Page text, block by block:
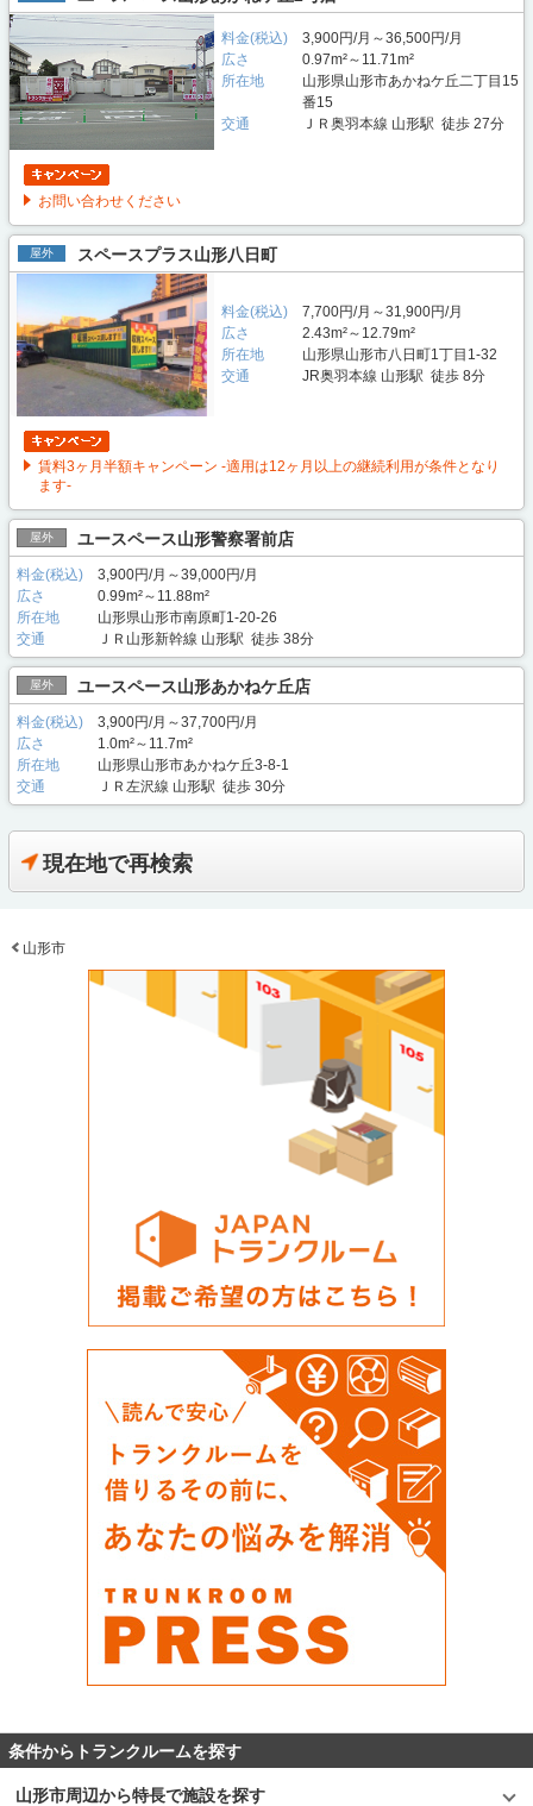
料金(税込)
3,900円/月～36,500円/月
広さ
0.97m²～11.71m²
所在地
山形県山形市あかねケ丘二丁目15
番15
交通
ＪＲ奥羽本線 山形駅 徒歩 27分
お問い合わせください
屋外 スペースプラス山形八日町
料金(税込)
7,700円/月～31,900円/月
広さ
2.43m²～12.79m²
所在地
山形県山形市八日町1丁目1-32
交通
JR奥羽本線 山形駅 徒歩 8分
賃料3ヶ月半額キャンペーン -適用は12ヶ月以上の継続利用が条件となり
ます-
屋外 ユースペース山形警察署前店
料金(税込)
3,900円/月～39,000円/月
広さ
0.99m²～11.88m²
所在地
山形県山形市南原町1-20-26
交通
ＪＲ山形新幹線 山形駅 徒歩 38分
屋外 ユースペース山形あかねケ丘店
料金(税込)
3,900円/月～37,700円/月
広さ
1.0m²～11.7m²
所在地
山形県山形市あかねケ丘3-8-1
交通
ＪＲ左沢線 山形駅 徒歩 30分
現在地で再検索
山形市
条件からトランクルームを探す
山形市周辺から特長で施設を探す